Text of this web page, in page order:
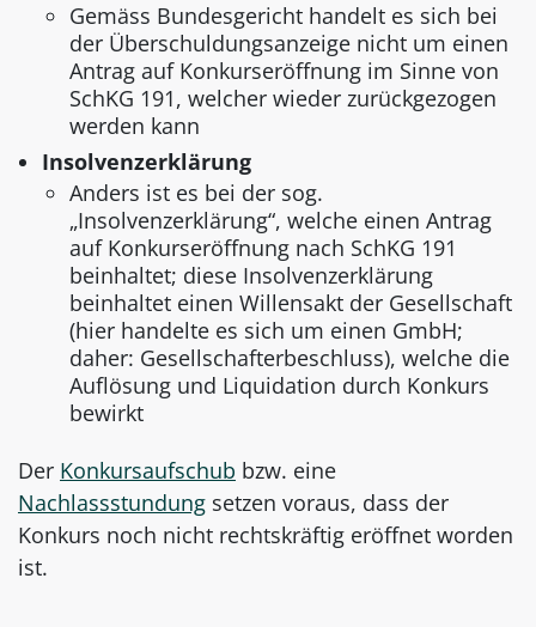
Gemäss Bundesgericht handelt es sich bei
der Überschuldungsanzeige nicht um einen
Antrag auf Konkurseröffnung im Sinne von
SchKG 191, welcher wieder zurückgezogen
werden kann
Insolvenzerklärung
Anders ist es bei der sog.
„Insolvenzerklärung“, welche einen Antrag
auf Konkurseröffnung nach SchKG 191
beinhaltet; diese Insolvenzerklärung
beinhaltet einen Willensakt der Gesellschaft
(hier handelte es sich um einen GmbH;
daher: Gesellschafterbeschluss), welche die
Auflösung und Liquidation durch Konkurs
bewirkt
Der Konkursaufschub bzw. eine
Nachlassstundung setzen voraus, dass der
Konkurs noch nicht rechtskräftig eröffnet worden
ist.